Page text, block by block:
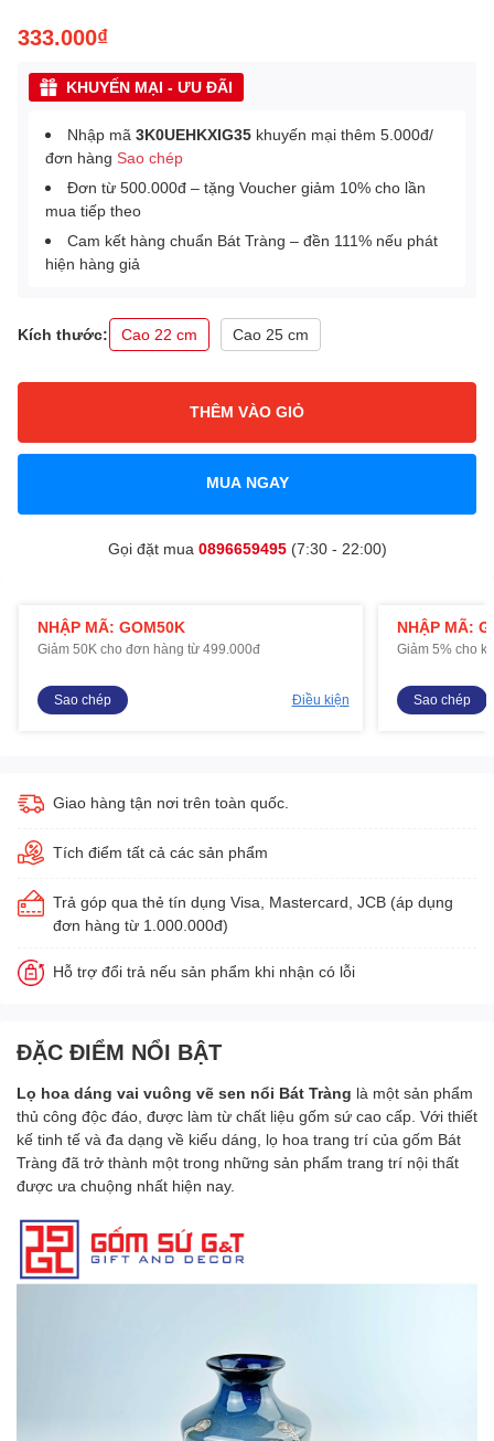
333.000₫
KHUYẾN MẠI - ƯU ĐÃI
Nhập mã 3K0UEHKXIG35 khuyến mại thêm 5.000đ/
đơn hàng Sao chép
Đơn từ 500.000đ – tặng Voucher giảm 10% cho lần
mua tiếp theo
Cam kết hàng chuẩn Bát Tràng – đền 111% nếu phát
hiện hàng giả
Kích thước: Cao 22 cm Cao 25 cm
THÊM VÀO GIỎ
MUA NGAY
Gọi đặt mua 0896659495(7:30 - 22:00)
NHẬP MÃ: GOM50K
Giảm 50K cho đơn hàng từ 499.000đ
Sao chép Điều kiện
NHẬP MÃ:
Giảm 5% cho
Sao chép
Giao hàng tận nơi trên toàn quốc.
Tích điểm tất cả các sản phẩm
Trả góp qua thẻ tín dụng Visa, Mastercard, JCB (áp dụng
đơn hàng từ 1.000.000đ)
Hỗ trợ đổi trả nếu sản phẩm khi nhận có lỗi
ĐẶC ĐIỂM NỔI BẬT
Lọ hoa dáng vai vuông vẽ sen nổi Bát Tràng là một sản phẩm
thủ công độc đáo, được làm từ chất liệu gốm sứ cao cấp. Với thiết
kế tinh tế và đa dạng về kiểu dáng, lọ hoa trang trí của gốm Bát
Tràng đã trở thành một trong những sản phẩm trang trí nội thất
được ưa chuộng nhất hiện nay.